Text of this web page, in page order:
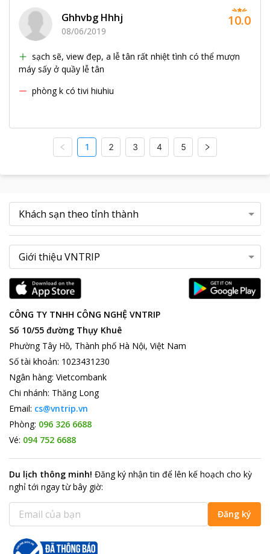
Ghhvbg Hhhj
08/06/2019
sạch sẽ, view đẹp, a lễ tân rất nhiệt tình có thể mượn
máy sấy ở quầy lễ tân
phòng k có tivi hiuhiu
10.0
1 2 3 4 5
CÔNG TY TNHH CÔNG NGHỆ VNTRIP
Số 10/55 đường Thụy Khuê
Phường Tây Hồ, Thành phố Hà Nội, Việt Nam
Số tài khoản: 1023431230
Ngân hàng: Vietcombank
Chi nhánh: Thăng Long
Email: cs@vntrip.vn
Phòng: 096 326 6688
Vé: 094 752 6688
Du lịch thông minh! Đăng ký nhận tin để lên kế hoạch cho kỳ
nghỉ tới ngay từ bây giờ:
Đăng ký